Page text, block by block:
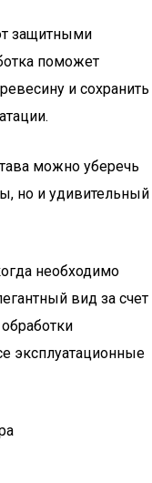
защитными
поможет
и сохранить
можно уберечь
но и удивительный
необходимо
вид за счет
эксплуатационные